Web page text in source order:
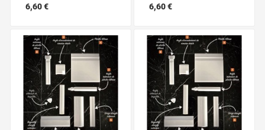
6,60 €
6,60 €